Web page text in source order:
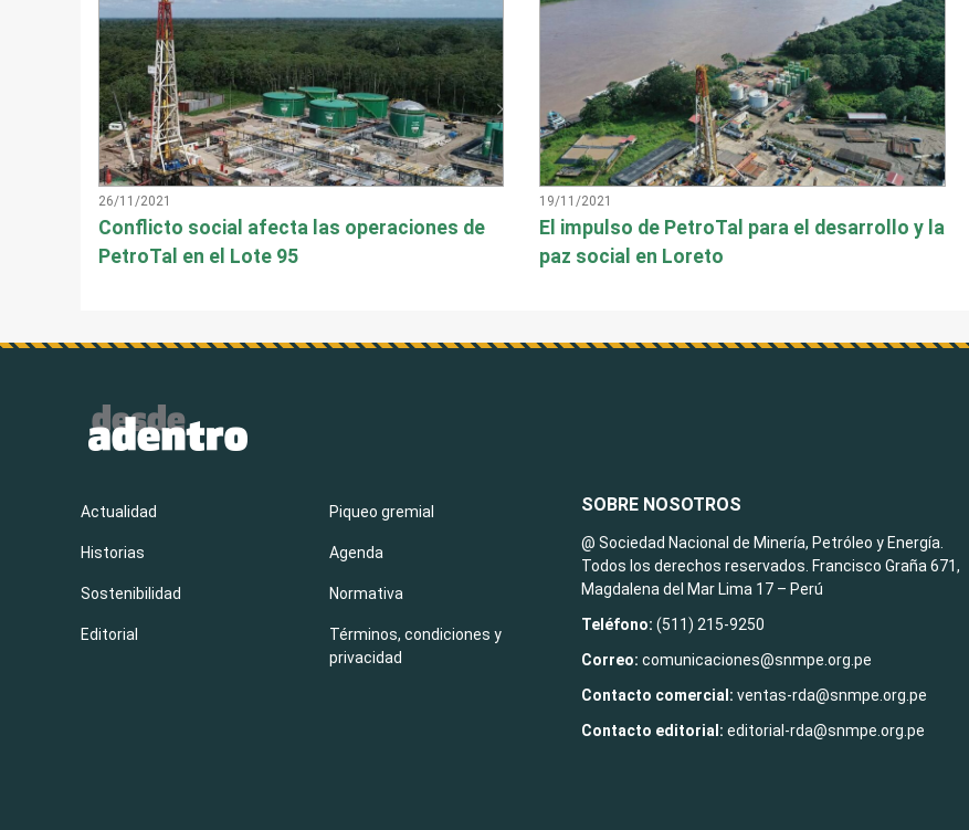
26/11/2021
Conflicto social afecta las operaciones de
PetroTal en el Lote 95
19/11/2021
El impulso de PetroTal para el desarrollo y la
paz social en Loreto
Actualidad
Historias
Sostenibilidad
Editorial
Piqueo gremial
Agenda
Normativa
Términos, condiciones y
privacidad
SOBRE NOSOTROS
@ Sociedad Nacional de Minería, Petróleo y Energía.
Todos los derechos reservados. Francisco Graña 671,
Magdalena del Mar Lima 17 – Perú
Teléfono: (511) 215-9250
Correo:comunicaciones@snmpe.org.pe
Contacto comercial: ventas-rda@snmpe.org.pe
Contacto editorial: editorial-rda@snmpe.org.pe